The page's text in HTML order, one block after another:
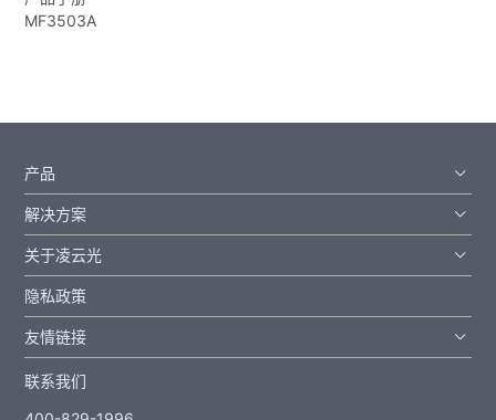
MF3503A
产品
解决方案
关于凌云光
隐私政策
友情链接
联系我们